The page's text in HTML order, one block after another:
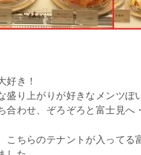
好き！
盛り上がりが好きなメンツぽ
合わせ、ぞろぞろと富士見へ
こちらのテナントが入ってる